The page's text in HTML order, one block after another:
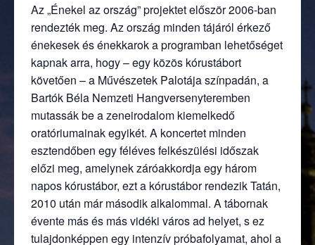
Az „Énekel az ország” projektet először 2006-ban
rendezték meg. Az ország minden tájáról érkező
énekesek és énekkarok a programban lehetőséget
kapnak arra, hogy – egy közös kórustábort
követően – a Művészetek Palotája színpadán, a
Bartók Béla Nemzeti Hangversenyteremben
mutassák be a zeneirodalom kiemelkedő
oratóriumainak egyikét. A koncertet minden
esztendőben egy féléves felkészülési időszak
előzi meg, amelynek záróakkordja egy három
napos kórustábor, ezt a kórustábor rendezik Tatán,
2010 után már második alkalommal. A tábornak
évente más és más vidéki város ad helyet, s ez
tulajdonképpen egy intenzív próbafolyamat, ahol a